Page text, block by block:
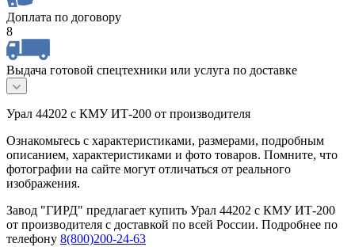
Доплата по договору
8
Выдача готовой спецтехники или услуга по доставке
Урал 44202 с КМУ ИТ-200 от производителя
Ознакомьтесь с характеристиками, размерами, подробным
описанием, характеристиками и фото товаров. Помните, что
фотографии на сайте могут отличаться от реального
изображения.
Завод "ГИРД" предлагает купить Урал 44202 с КМУ ИТ-200
от производителя с доставкой по всей России. Подробнее по
телефону 8(800)200-24-63